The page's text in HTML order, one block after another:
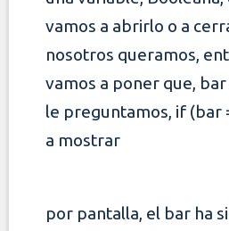
vamos a abrirlo o a
nosotros queramos,
vamos a poner que,
le preguntamos, if (bar
a mostrar
por pantalla, el bar ha